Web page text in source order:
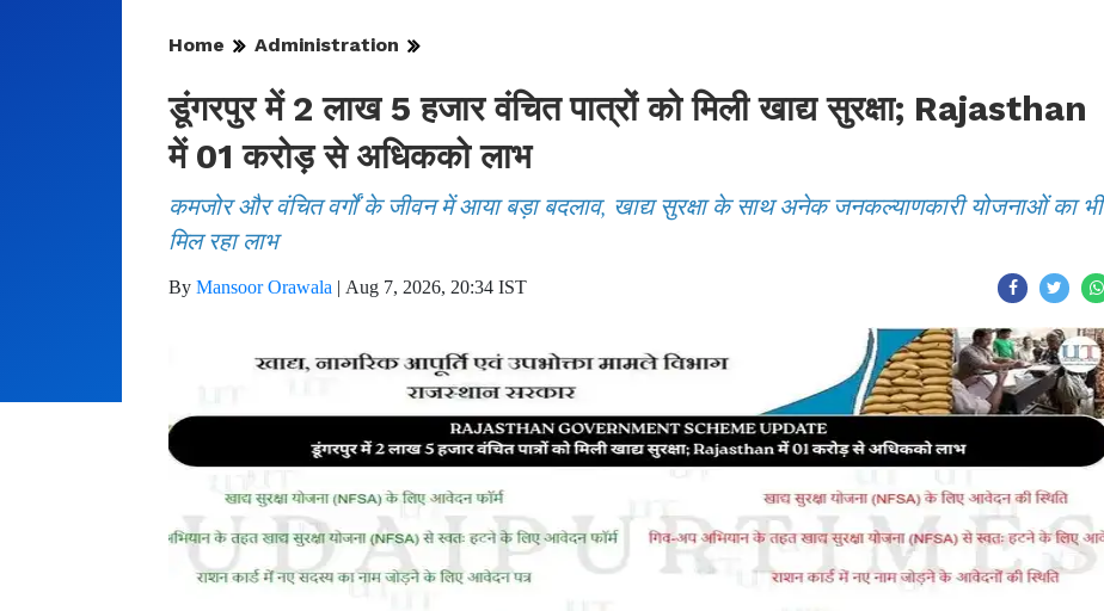
Home Administration
डूंगरपुर में 2 लाख 5 हजार वंचित पात्रों को मिली खाद्य सुरक्षा; Rajasthan
में 01 करोड़ से अधिकको लाभ
कमजोर और वंचित वर्गों के जीवन में आया बड़ा बदलाव, खाद्य सुरक्षा के साथ अनेक जनकल्याणकारी योजनाओं का भी
मिल रहा लाभ
By Mansoor Orawala | Aug 7, 2026, 20:34 IST